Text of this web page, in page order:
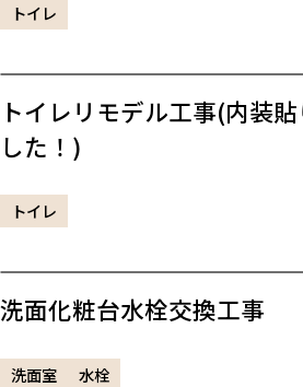
トイレ
トイレリモデル工事(内装
した！)
トイレ
洗面化粧台水栓交換工事
洗面室 水栓